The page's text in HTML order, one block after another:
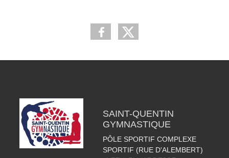
SAINT-QUENTIN
GYMNASTIQUE
PÔLE SPORTIF COMPLEXE
SPORTIF (RUE D'ALEMBERT)